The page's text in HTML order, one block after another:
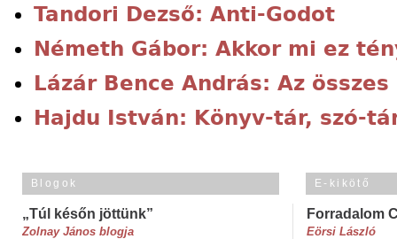
Tandori Dezső: Anti-Godot
Németh Gábor: Akkor mi ez
Lázár Bence András: Az összes
Hajdu István: Könyv-tár, szó-
Blogok
„Túl későn jöttünk”
Zolnay János blogja
E-kikötő
Forradalom
Eörsi László